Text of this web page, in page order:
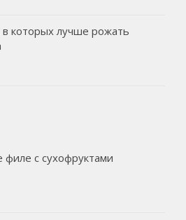
которых лучше рожать
филе с сухофруктами